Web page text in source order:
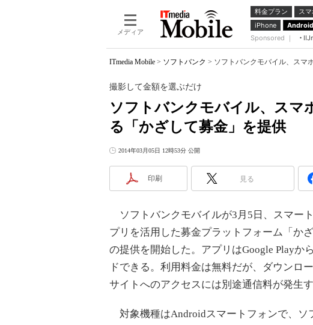
メディア
料金プラン ス
iPhone
Android
Sponsored ｜
ITmedia Mobile > ソフトバンク > ソフトバンクモバイル、スマ
ソフトバンクモバイル、スマ
る「かざして募金」を提供
撮影して金額を選ぶだけ
2014年03月05日 12時53分 公開
印刷 見る
ソフトバンクモバイルが3月5日、スマー
プリを活用した募金プラットフォーム「かざ
の提供を開始した。アプリはGoogle Playか
ドできる。利用料金は無料だが、ダウンロ
サイトへのアクセスには別途通信料が発生す
対象機種はAndroidスマートフォンで、ソ